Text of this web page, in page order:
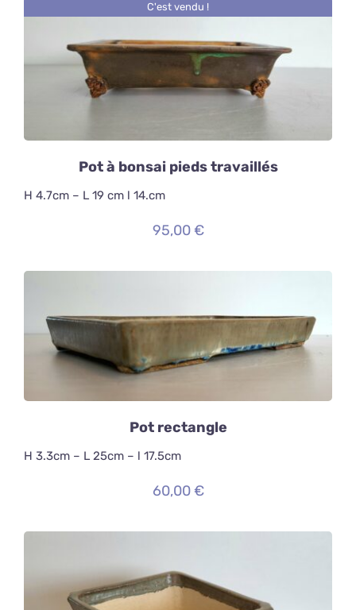
C'est vendu !
DÉTAILS
Pot à bonsai pieds travaillés
H 4.7cm – L 19 cm l 14.cm
95,00€
AJOUTER AU PANIER
DÉTAILS
Pot rectangle
H 3.3cm – L 25cm – l 17.5cm
60,00€